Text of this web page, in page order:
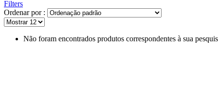
Filters
Ordenar por :
Não foram encontrados produtos correspondentes à sua